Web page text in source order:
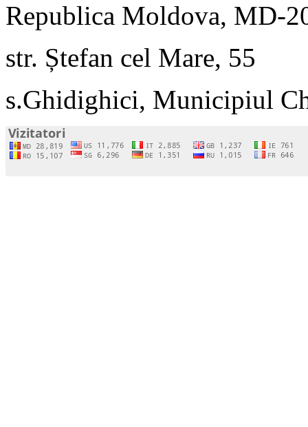
Republica Moldova, MD-
str. Ștefan cel Mare, 55
s.Ghidighici, Municipiul